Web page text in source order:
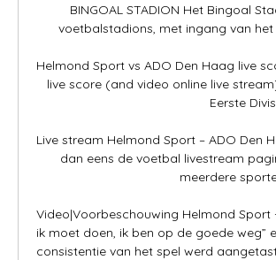
BINGOAL STADION Het Bingoal
voetbalstadions, met ingang van
Helmond Sport vs ADO Den Haag live
live score (and video online live
Eerste
Live stream Helmond Sport – ADO Den
dan eens de voetbal livestream
meerdere
Video|Voorbeschouwing Helmond Sport
ik moet doen, ik ben op de goede weg”
consistentie van het spel werd